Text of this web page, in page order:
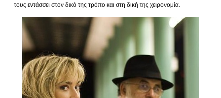
τους εντάσσει στον δικό της τρόπο και στη δική της χειρονομία.